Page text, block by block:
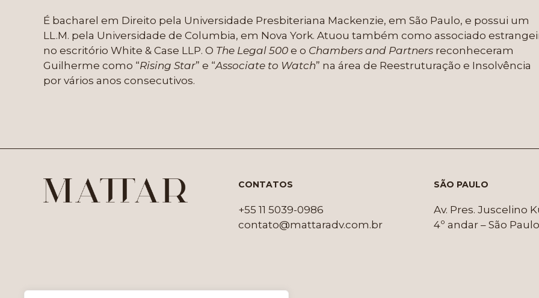
É bacharel em Direito pela Universidade Presbiteriana Mackenzie, em São Paulo, e possui um
LL.M. pela Universidade de Columbia, em Nova York. Atuou também como associado
no escritório White & Case LLP. O The Legal 500 e o Chambers and Partners reconheceram
Guilherme como “Rising Star” e “Associate to Watch” na área de Reestruturação e Insolvência
por vários anos consecutivos.
CONTATOS
+55 11 5039-0986
contato@mattaradv.com.br
SÃO PAULO
Av. Pres. Juscelino
4º andar – São